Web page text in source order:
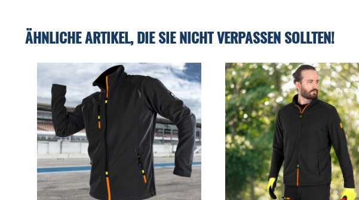
ÄHNLICHE ARTIKEL, DIE SIE NICHT VERPASSEN SOLLTEN!